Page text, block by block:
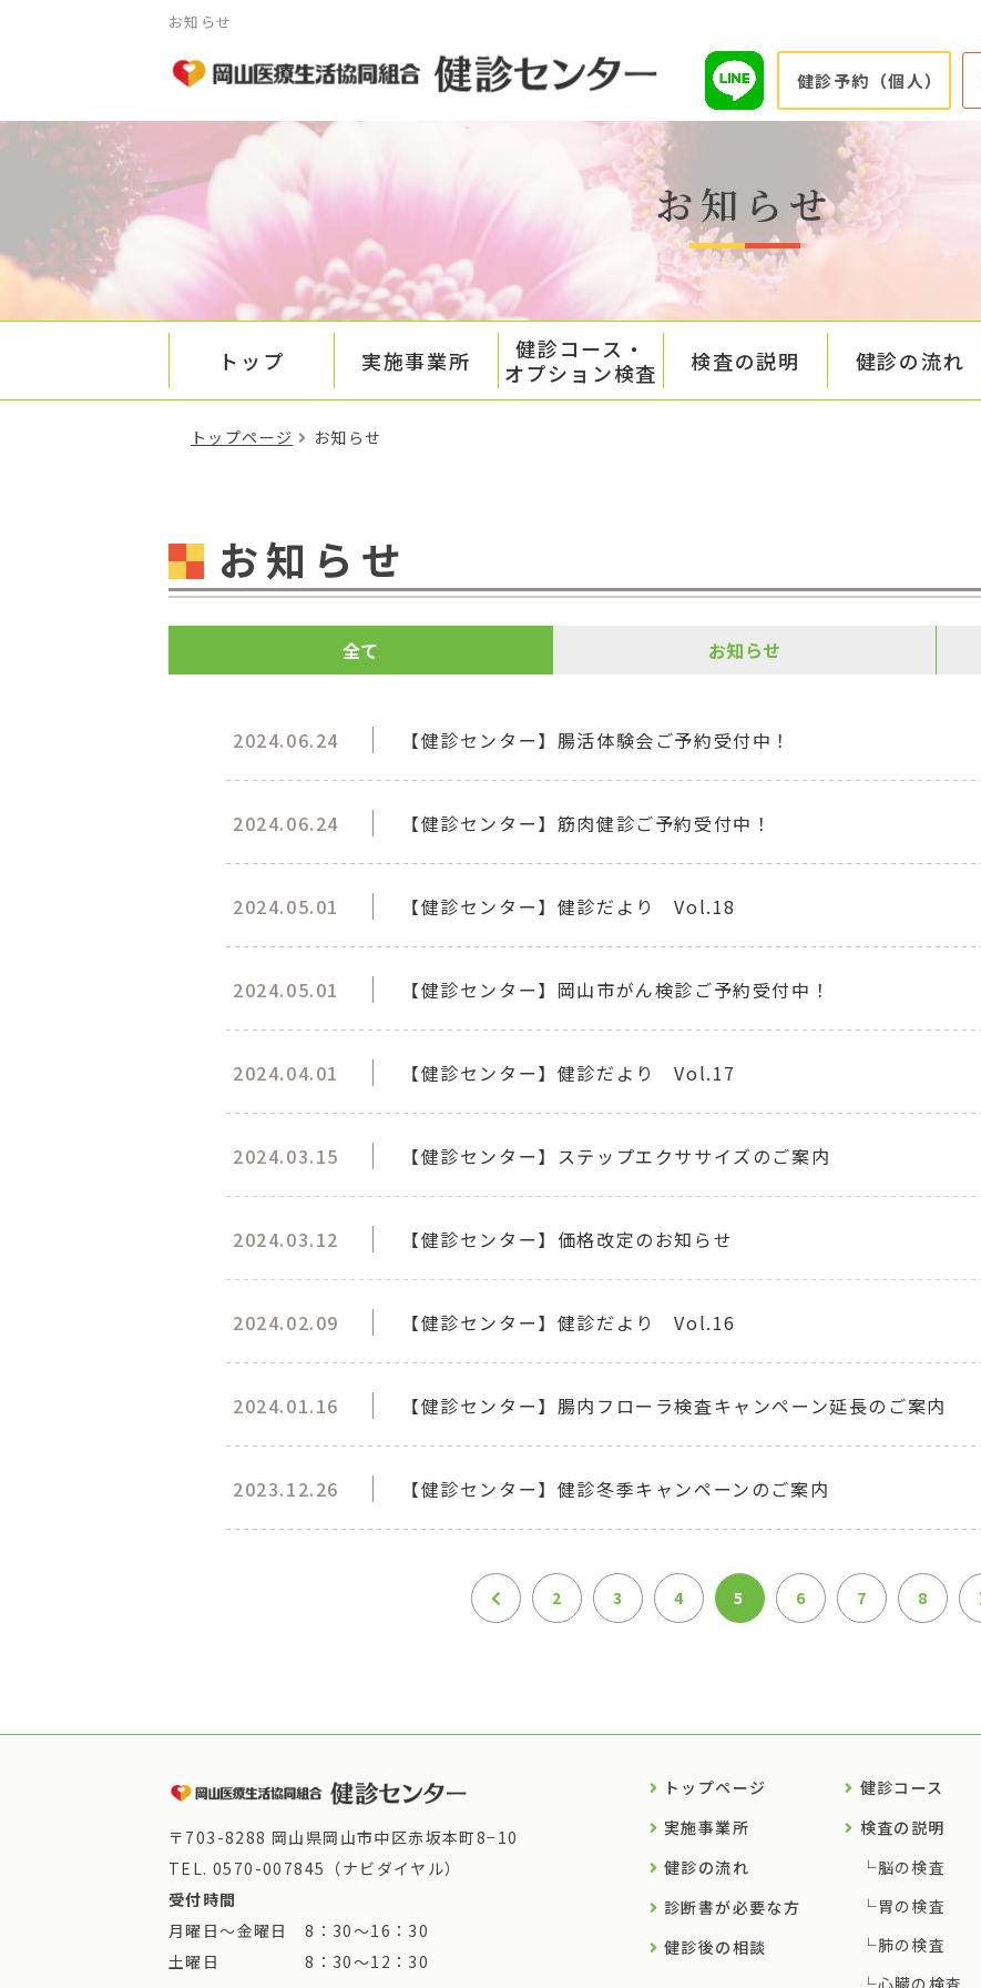
お知らせ
健診予約（個人）
お知らせ
トップ 実施事業所
健診コース・
オプション検査
検査の説明 健診の流れ
トップページ お知らせ
お知らせ
全て お知らせ
2024.06.24 【健診センター】腸活体験会ご予約受付中！
2024.06.24 【健診センター】筋肉健診ご予約受付中！
2024.05.01 【健診センター】健診だより Vol.18
2024.05.01 【健診センター】岡山市がん検診ご予約受付中！
2024.04.01 【健診センター】健診だより Vol.17
2024.03.15 【健診センター】ステップエクササイズのご案内
2024.03.12 【健診センター】価格改定のお知らせ
2024.02.09 【健診センター】健診だより Vol.16
2024.01.16 【健診センター】腸内フローラ検査キャンペーン延長のご案内
2023.12.26 【健診センター】健診冬季キャンペーンのご案内
2 3 4 5 6 7 8
〒703-8288 岡山県岡山市中区赤坂本町8−10
TEL. 0570-007845（ナビダイヤル）
受付時間
月曜日～金曜日 8：30～16：30
土曜日 8：30～12：30
トップページ
実施事業所
健診の流れ
診断書が必要な方
健診後の相談
健診コース
検査の説明
脳の検査
胃の検査
肺の検査
心臓の検査